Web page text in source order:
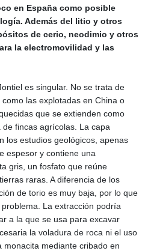
en España como posible
Además del litio y otros
de cerio, neodimio y otros
la electromovilidad y las
es singular. No se trata de
las explotadas en China o
que se extienden como
fincas agrícolas. La capa
los estudios geológicos, apenas
espesor y contiene una
gris, un fosfato que reúne
raras. A diferencia de los
de torio es muy baja, por lo que
La extracción podría
a la que se usa para excavar
la voladura de roca ni el uso
monacita mediante cribado en